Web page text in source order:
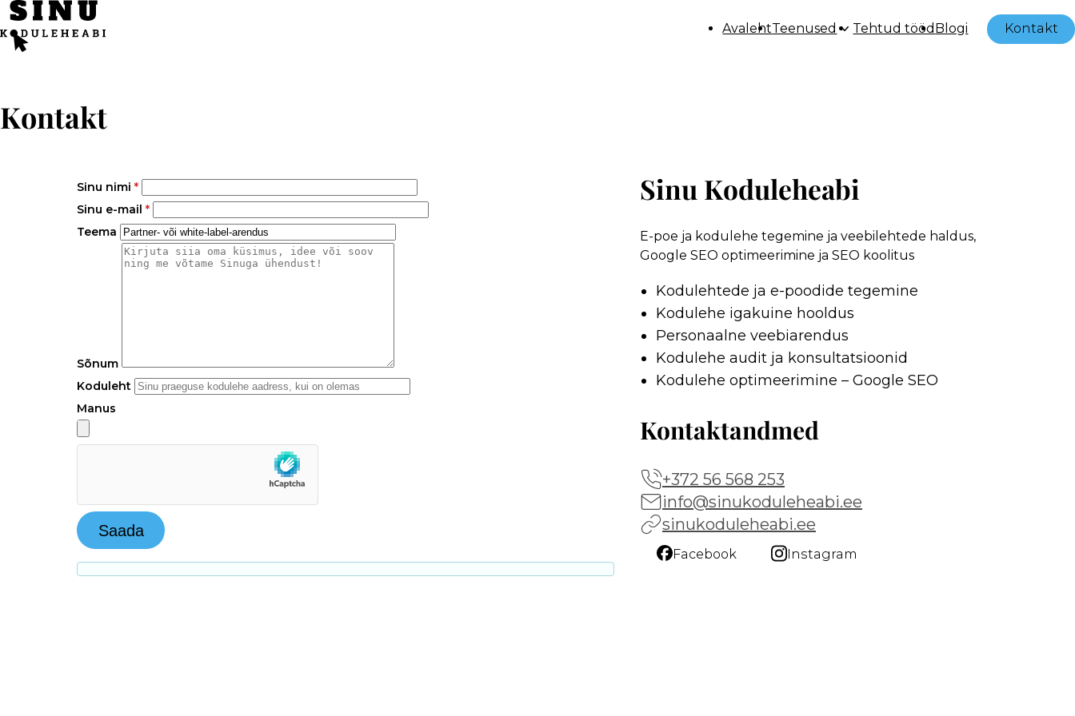
Mine
otse
sisu
AvalehtTeenused Tehtud tööd Blogi Kontakt
Kontakt
Sinu nimi *
Sinu e-mail *
Teema
Sõnum
Koduleht
Manus
Sinu Koduleheabi
E-poe ja kodulehe tegemine ja veebilehtede haldus,
Google SEO optimeerimine ja SEO koolitus
Kodulehtede ja e-poodide tegemine
Kodulehe igakuine hooldus
Personaalne veebiarendus
Kodulehe audit ja konsultatsioonid
Kodulehe optimeerimine – Google SEO
Kontaktandmed
+372 56 568 253
info@sinukoduleheabi.ee
sinukoduleheabi.ee
Facebook Instagram